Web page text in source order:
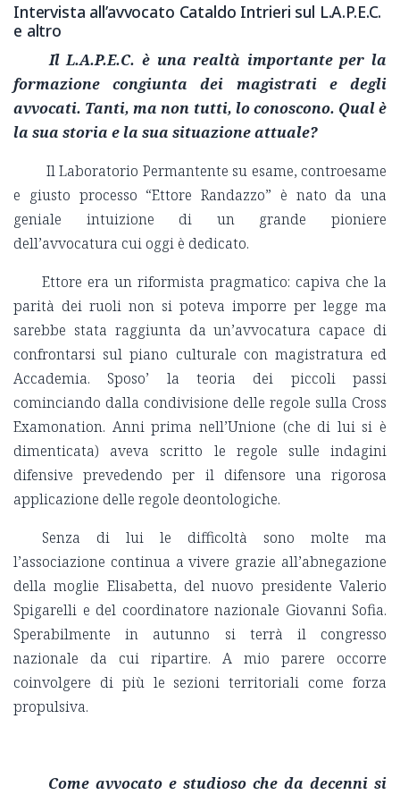
Intervista all’avvocato Cataldo Intrieri sul L.A.P.E.C.
e altro
Il L.A.P.E.C. è una realtà importante per la
formazione congiunta dei magistrati e degli
avvocati. Tanti, ma non tutti, lo conoscono. Qual è
la sua storia e la sua situazione attuale?
Il Laboratorio Permantente su esame, controesame
e giusto processo “Ettore Randazzo” è nato da una
geniale intuizione di un grande pioniere
dell’avvocatura cui oggi è dedicato.
Ettore era un riformista pragmatico: capiva che la
parità dei ruoli non si poteva imporre per legge ma
sarebbe stata raggiunta da un’avvocatura capace di
confrontarsi sul piano culturale con magistratura ed
Accademia. Sposo’ la teoria dei piccoli passi
cominciando dalla condivisione delle regole sulla Cross
Examonation. Anni prima nell’Unione (che di lui si è
dimenticata) aveva scritto le regole sulle indagini
difensive prevedendo per il difensore una rigorosa
applicazione delle regole deontologiche.
Senza di lui le difficoltà sono molte ma
l’associazione continua a vivere grazie all’abnegazione
della moglie Elisabetta, del nuovo presidente Valerio
Spigarelli e del coordinatore nazionale Giovanni Sofia.
Sperabilmente in autunno si terrà il congresso
nazionale da cui ripartire. A mio parere occorre
coinvolgere di più le sezioni territoriali come forza
propulsiva.
Come avvocato e studioso che da decenni si